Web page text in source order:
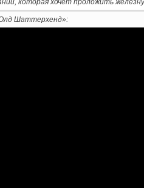
которая хочет проложить
Шаттерхенд»: